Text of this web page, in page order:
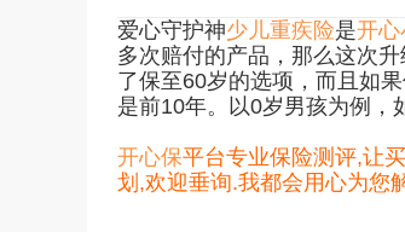
爱心守护神少儿重疾险是开心
多次赔付的产品，那么这次
了保至60岁的选项，而且如
是前10年。以0岁男孩为例，
开心保平台专业保险测评,让
划,欢迎垂询.我都会用心为您